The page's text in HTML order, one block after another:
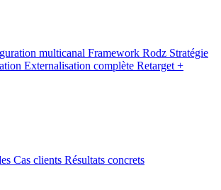
multicanal Framework Rodz Stratégie
Externalisation complète Retarget +
Cas clients Résultats concrets